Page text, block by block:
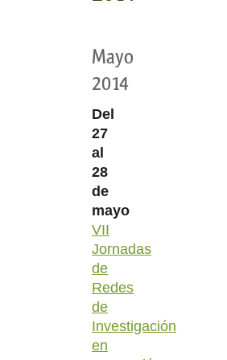
Mayo
2014
Del
27
al
28
de
mayo
VII
Jornadas
de
Redes
de
Investigación
en